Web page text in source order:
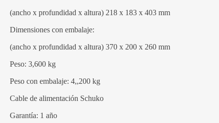
(ancho x profundidad x altura) 218 x 183 x 403 mm
Dimensiones con embalaje:
(ancho x profundidad x altura) 370 x 200 x 260 mm
Peso: 3,600 kg
Peso con embalaje: 4,,200 kg
Cable de alimentación Schuko
Garantía: 1 año